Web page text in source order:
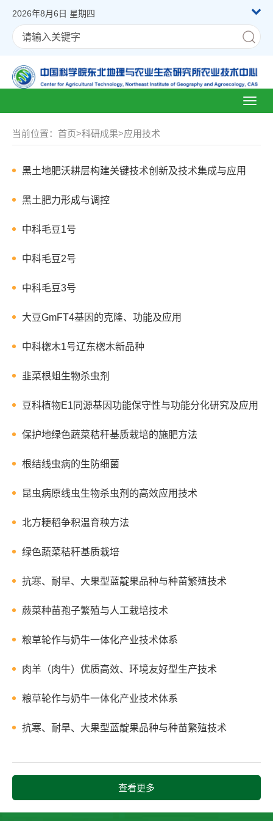
2026年8月6日 星期四
当前位置： 首页>科研成果>应用技术
黑土地肥沃耕层构建关键技术创新及技术集成与应用
黑土肥力形成与调控
中科毛豆1号
中科毛豆2号
中科毛豆3号
大豆GmFT4基因的克隆、功能及应用
中科楤木1号辽东楤木新品种
韭菜根蛆生物杀虫剂
豆科植物E1同源基因功能保守性与功能分化研究及应用
保护地绿色蔬菜秸秆基质栽培的施肥方法
根结线虫病的生防细菌
昆虫病原线虫生物杀虫剂的高效应用技术
北方粳稻争积温育秧方法
绿色蔬菜秸秆基质栽培
抗寒、耐旱、大果型蓝靛果品种与种苗繁殖技术
蕨菜种苗孢子繁殖与人工栽培技术
粮草轮作与奶牛一体化产业技术体系
肉羊（肉牛）优质高效、环境友好型生产技术
粮草轮作与奶牛一体化产业技术体系
抗寒、耐旱、大果型蓝靛果品种与种苗繁殖技术
查看更多